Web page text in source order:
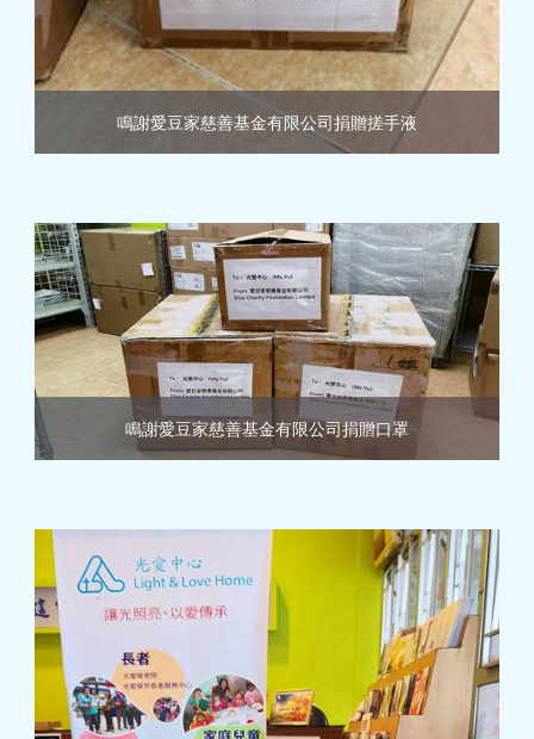
鳴謝愛豆家慈善基金有限公司捐贈搓手液
鳴謝愛豆家慈善基金有限公司捐贈口罩